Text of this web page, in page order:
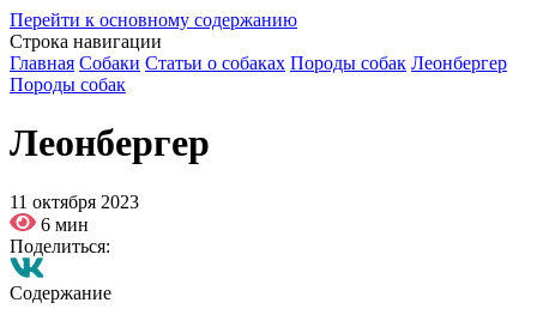
Перейти к основному содержанию
Строка навигации
Главная Собаки Статьи о собаках Породы собак Леонбергер
Породы собак
Леонбергер
11 октября 2023
6 мин
Поделиться:
Содержание